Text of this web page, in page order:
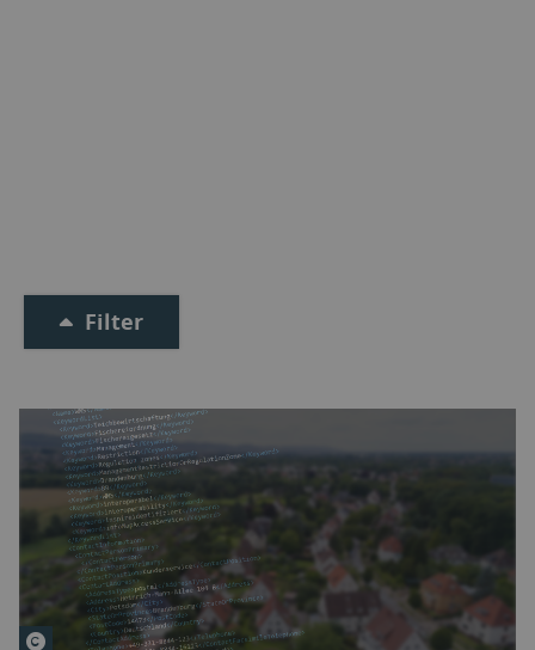
Filter
© Christian Schwier - Fotolia.com